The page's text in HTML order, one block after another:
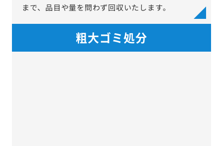
まで、品目や量を問わず回収いたします。
粗大ゴミ処分